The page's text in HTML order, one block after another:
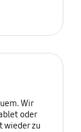
Wir
oder
wieder zu